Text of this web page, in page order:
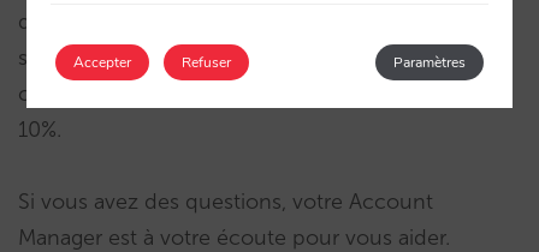
donc que pour les réservations réellement
séjournées à l’hôtel (hors annulations donc). La
commission de base que nous avons fixée est de
10%.
Si vous avez des questions, votre Account
Manager est à votre écoute pour vous aider.
Accepter Paramètres
Refuser